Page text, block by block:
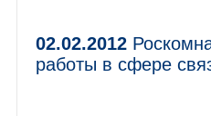
02.02.2012
работы в сфере